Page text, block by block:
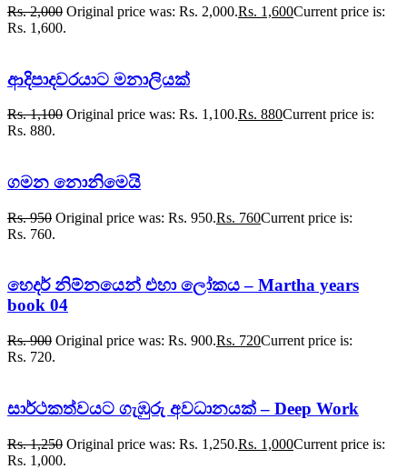
Rs.2,000 Original price was: Rs. 2,000.Rs. 1,600Current price is:
Rs. 1,600.
ආදිපාදවරයාට මනාලියක්
Rs.1,100 Original price was: Rs. 1,100.Rs. 880Current price is:
Rs. 880.
ගමන නොනිමෙයි
Rs.950 Original price was: Rs. 950.Rs. 760Current price is:
Rs. 760.
හෙදර් නිම්නයෙන් එහා ලෝකය – Martha years
book 04
Rs.900 Original price was: Rs. 900.Rs. 720Current price is:
Rs. 720.
සාර්ථකත්වයට ගැඹුරු අවධානයක් – Deep Work
Rs.1,250 Original price was: Rs. 1,250.Rs. 1,000Current price is:
Rs. 1,000.